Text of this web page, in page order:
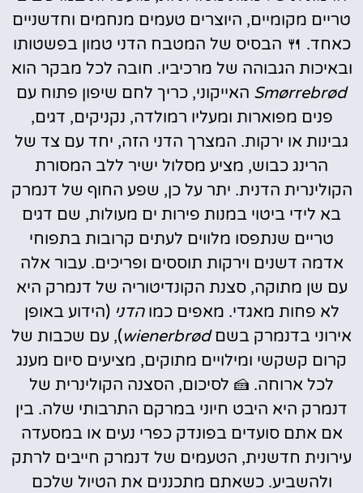
טריים מקומיים, היוצרים טעמים מנחמים וחדשניים
כאחד. 🍴 הבסיס של המטבח הדני טמון בפשטותו
ובאיכות הגבוהה של מרכיביו. חובה לכל מבקר הוא
Smørrebrød האייקוני, כריך לחם שיפון פתוח עם
פנים מפוארות ומעליו רמולדה, נקניקים, דגים,
גבינות או ירקות. המצרך הדני הזה, יחד עם צד של
הרינג כבוש, מציע מסלול ישיר ללב המסורת
הקולינרית הדנית. יתר על כן, שפע החוף של דנמרק
בא לידי ביטוי במנות פירות ים מעולות, שם דגים
טריים שנתפסו מלווים לעתים קרובות בתפוחי
אדמה דשנים וירקות תוססים ופריכים. עבור אלה
עם שן מתוקה, סצנת הקונדיטוריה של דנמרק היא
לא פחות מאגדי. מאפים כמוהדני (הידוע באופן
אירוני בדנמרק בשםwienerbrød), עם שכבות של
קרום קשקשי ומילויים מתוקים, מציעים סיום מענג
לכל ארוחה. 🍰 לסיכום, הסצנה הקולינרית של
דנמרק היא היבט חיוני במרקם התרבותי שלה. בין
אם אתם סועדים בפונדק כפרי נעים או במסעדה
עירונית חדשנית, הטעמים של דנמרק חייבים לרתק
ולהשביע. כשאתם מתכננים את הטיול שלכם